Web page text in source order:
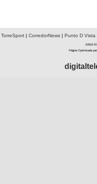
TorreSport| CorredorNews| Punto D Vista
©2010 El
Página Optimizada